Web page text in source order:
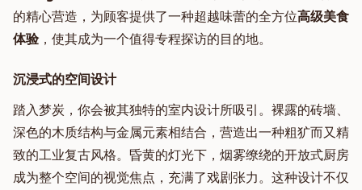
的精心营造，为顾客提供了一种超越味蕾的全方位高级美食
体验，使其成为一个值得专程探访的目的地。
沉浸式的空间设计
踏入梦炭，你会被其独特的室内设计所吸引。裸露的砖墙、
深色的木质结构与金属元素相结合，营造出一种粗犷而又精
致的工业复古风格。昏黄的灯光下，烟雾缭绕的开放式厨房
成为整个空间的视觉焦点，充满了戏剧张力。这种设计不仅